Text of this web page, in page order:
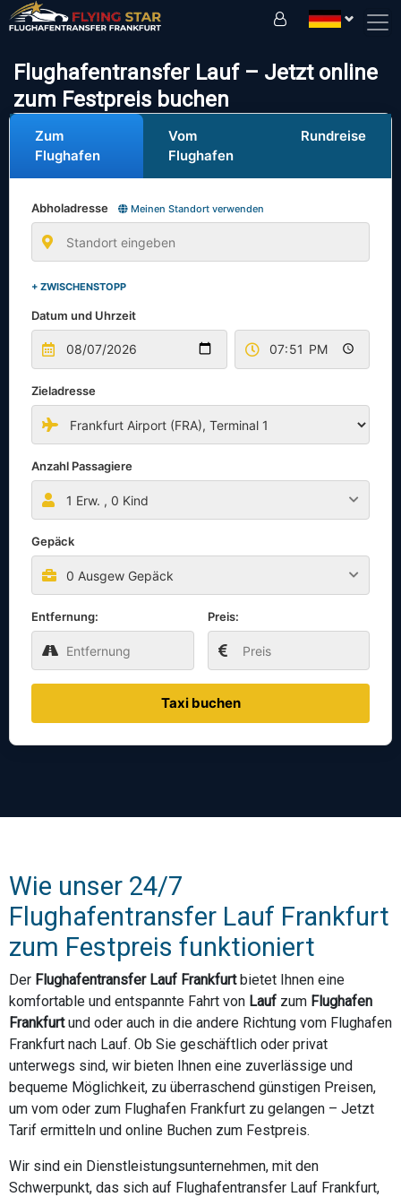
Flughafentransfer Lauf – Jetzt online
zum Festpreis buchen
Zum
Flughafen
Vom
Flughafen
Rundreise
Abholadresse Meinen Standort verwenden
+ ZWISCHENSTOPP
Datum und Uhrzeit
Zieladresse
Anzahl Passagiere
1 Erw. , 0 Kind
Gepäck
0 Ausgew Gepäck
Entfernung: Preis:
Taxi buchen
Wie unser 24/7
Flughafentransfer Lauf Frankfurt
zum Festpreis funktioniert
Der Flughafentransfer Lauf Frankfurtbietet Ihnen eine
komfortable und entspannte Fahrt von Lauf zum Flughafen
Frankfurtund oder auch in die andere Richtung vom Flughafen
Frankfurt nach Lauf. Ob Sie geschäftlich oder privat
unterwegs sind, wir bieten Ihnen eine zuverlässige und
bequeme Möglichkeit, zu überraschend günstigen Preisen,
um vom oder zum Flughafen Frankfurt zu gelangen – Jetzt
Tarif ermitteln und online Buchen zum Festpreis.
Wir sind ein Dienstleistungsunternehmen, mit den
Schwerpunkt, das sich auf Flughafentransfer Lauf Frankfurt,